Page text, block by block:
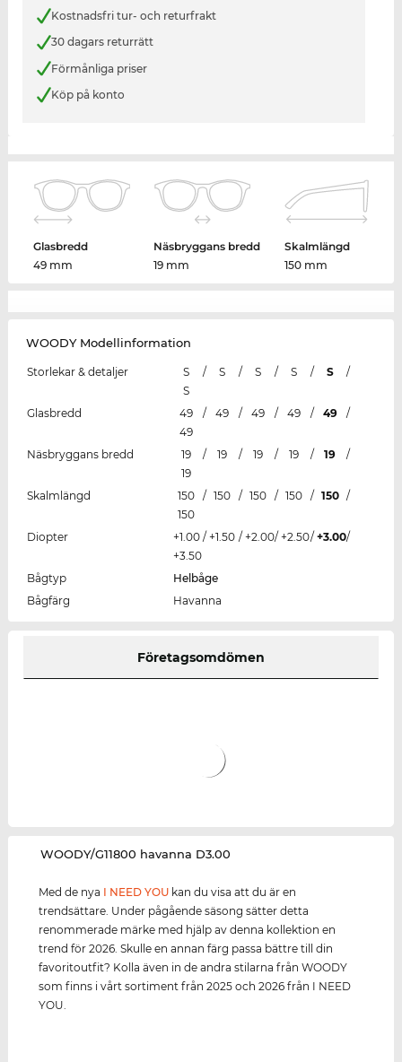
Kostnadsfri tur- och returfrakt
30 dagars returrätt
Förmånliga priser
Köp på konto
Glasbredd
49 mm
Näsbryggans bredd
19 mm
Skalmlängd
150 mm
WOODY Modellinformation
Storlekar & detaljer S / S / S / S / S
/
S
Glasbredd
49 / 49 / 49 / 49 / 49
/
49
Näsbryggans bredd
19 / 19 / 19 / 19 / 19
/
19
Skalmlängd
150 / 150 / 150 / 150 / 150 /
150
Diopter
+1.00 / +1.50 / +2.00/ +2.50/ +3.00/
+3.50
Bågtyp
Helbåge
Bågfärg
Havanna
Företagsomdömen
‌WOODY/G11800 havanna D3.00
Med de nya I NEED YOU kan du visa att du är en
trendsättare. Under pågående säsong sätter detta
renommerade märke med hjälp av denna kollektion en
trend för 2026. Skulle en annan färg passa bättre till din
favoritoutfit? Kolla även in de andra stilarna från WOODY
som finns i vårt sortiment från 2025 och 2026 från I NEED
YOU.